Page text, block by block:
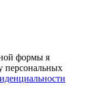
формы я
персональных